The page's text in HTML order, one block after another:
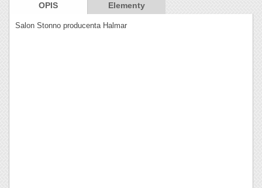
OPIS Elementy
Salon Stonno producenta Halmar